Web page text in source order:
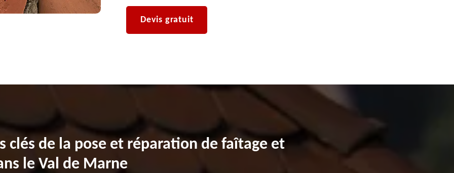
Devis gratuit
clés de la pose et réparation de faîtage et
le Val de Marne